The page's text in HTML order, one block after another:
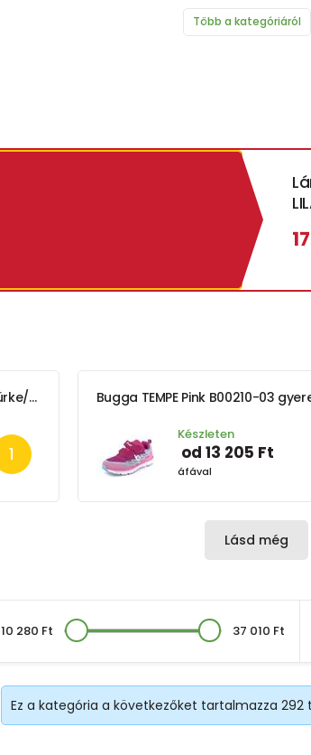
Több a kategóriáról
Gyermek könnyű sportcipő BUGGA HONE szürke/sárga/fekete Bugga TEMPE Pink B00210-03
Készleten
od 13 205 Ft
áfával
Lásd még
10 280 Ft 37 010 Ft
Ez a kategória a következőket tartalmazza